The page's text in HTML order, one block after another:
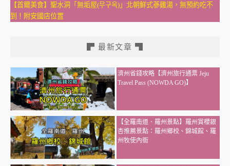
【首爾美食】聖水洞「無垢屋(무구옥)」北朝鮮式蔘雞湯，無預約吃不
到！附安國店位置
▛ 最新文章 ▜
濟州省錢攻略【濟州旅行通票 Jeju
Travel Pass (NOWDA GO)】
【全羅南道．羅州景點】羅州賞櫻銀
杏推薦景點：羅州鄉校、錦城館、羅
州牧使內衙